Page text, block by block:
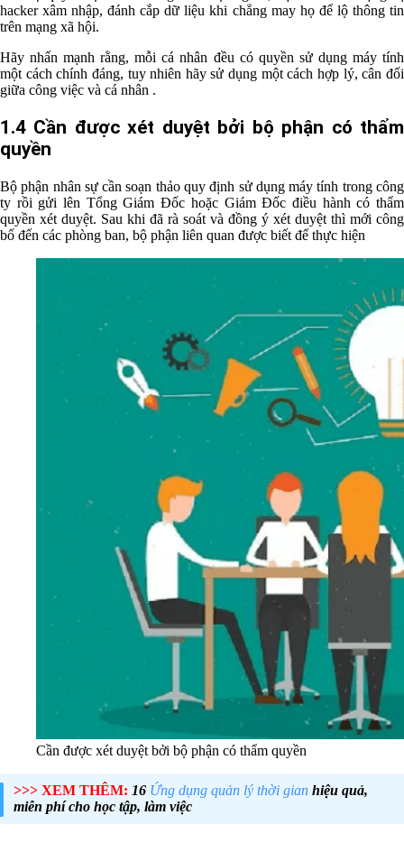
hacker xâm nhập, đánh cắp dữ liệu khi chẳng may họ để lộ thông tin
trên mạng xã hội.
Hãy nhấn mạnh rằng, mỗi cá nhân đều có quyền sử dụng máy tính
một cách chính đáng, tuy nhiên hãy sử dụng một cách hợp lý, cân đối
giữa công việc và cá nhân .
1.4 Cần được xét duyệt bởi bộ phận có thẩm
quyền
Bộ phận nhân sự cần soạn thảo quy định sử dụng máy tính trong công
ty rồi gửi lên Tổng Giám Đốc hoặc Giám Đốc điều hành có thẩm
quyền xét duyệt. Sau khi đã rà soát và đồng ý xét duyệt thì mới công
bố đến các phòng ban, bộ phận liên quan được biết để thực hiện
Cần được xét duyệt bởi bộ phận có thẩm quyền
>>> XEM THÊM: 16 Ứng dụng quản lý thời gian hiệu quả,
miễn phí cho học tập, làm việc